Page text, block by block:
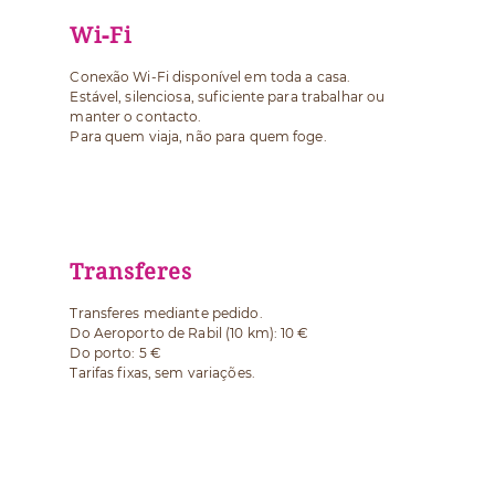
Wi-Fi
Conexão Wi-Fi disponível em toda a casa.
Estável, silenciosa, suficiente para trabalhar ou
manter o contacto.
Para quem viaja, não para quem foge.
Transferes
Transferes mediante pedido.
Do Aeroporto de Rabil (10 km): 10 €
Do porto: 5 €
Tarifas fixas, sem variações.